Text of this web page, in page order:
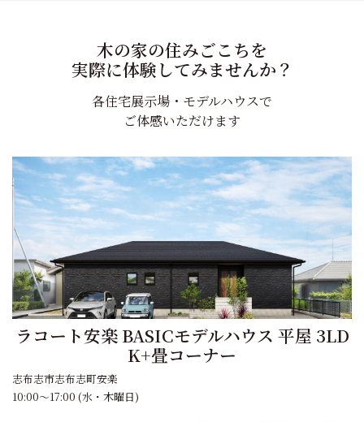
木の家の住みごこちを
実際に体験してみませんか？
各住宅展示場・モデルハウスで
ご体感いただけます
ラコート安楽 BASICモデルハウス 平屋 3LD
K+畳コーナー
志布志市志布志町安楽
10:00～17:00 (水・木曜日)